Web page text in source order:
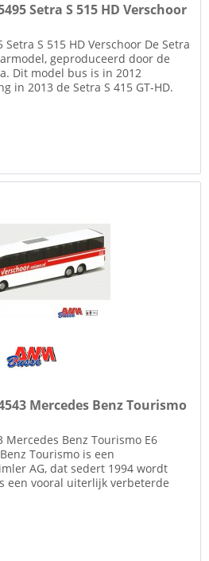
Setra S 515 HD Verschoor
S 515 HD Verschoor De Setra
geproduceerd door de
Dit model bus is in 2012
in 2013 de Setra S 415 GT-HD.
Mercedes Benz Tourismo
Mercedes Benz Tourismo E6
Tourismo is een
AG, dat sedert 1994 wordt
een vooral uiterlijk verbeterde